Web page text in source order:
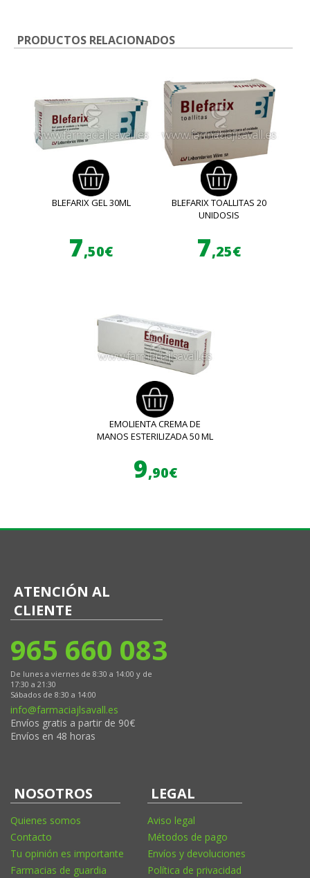
PRODUCTOS RELACIONADOS
BLEFARIX GEL 30ML
7,50€
BLEFARIX TOALLITAS 20
UNIDOSIS
7,25€
EMOLIENTA CREMA DE
MANOS ESTERILIZADA 50 ML
9,90€
ATENCIÓN AL
CLIENTE
965 660 083
De lunes a viernes de 8:30 a 14:00 y de
17:30 a 21:30
Sábados de 8:30 a 14:00
info@farmaciajlsavall.es
Envíos gratis a partir de 90€
Envíos en 48 horas
NOSOTROS
Quienes somos
Contacto
Tu opinión es importante
Farmacias de guardia
LEGAL
Aviso legal
Métodos de pago
Envíos y devoluciones
Política de privacidad